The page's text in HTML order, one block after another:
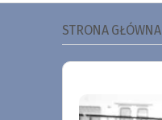
STRONA GŁÓWNA